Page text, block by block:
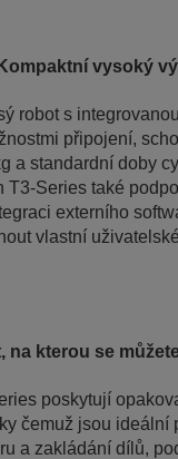
Kompaktní vysoký
robot s
připojení,
a standardní doby
T3-Series také
externího
vlastní
na kterou se
poskytují
čemuž jsou ideální
a zakládání dílů,